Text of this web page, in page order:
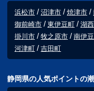
浜松市 沼津市 焼津市
御前崎市
東伊豆町 湖
掛川市
牧之原市 南伊
河津町
吉田町
静岡県の人気ポイントの